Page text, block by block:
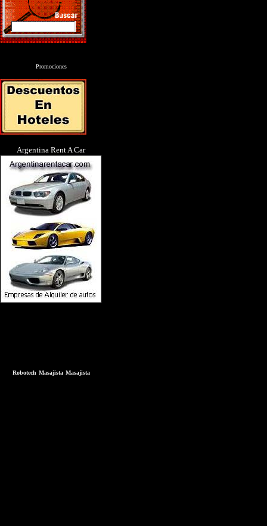
Promociones
Argentina Rent A Car
Robotech Masajista Masajista